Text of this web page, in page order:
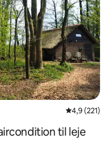
4,9 ud af 5 i
4,9 (221)
til leje